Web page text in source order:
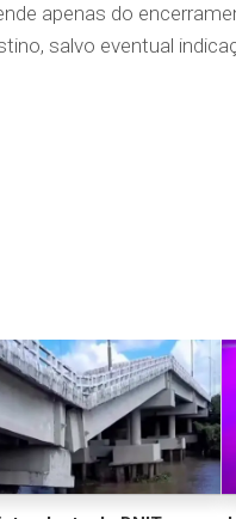
apenas do
salvo eventual